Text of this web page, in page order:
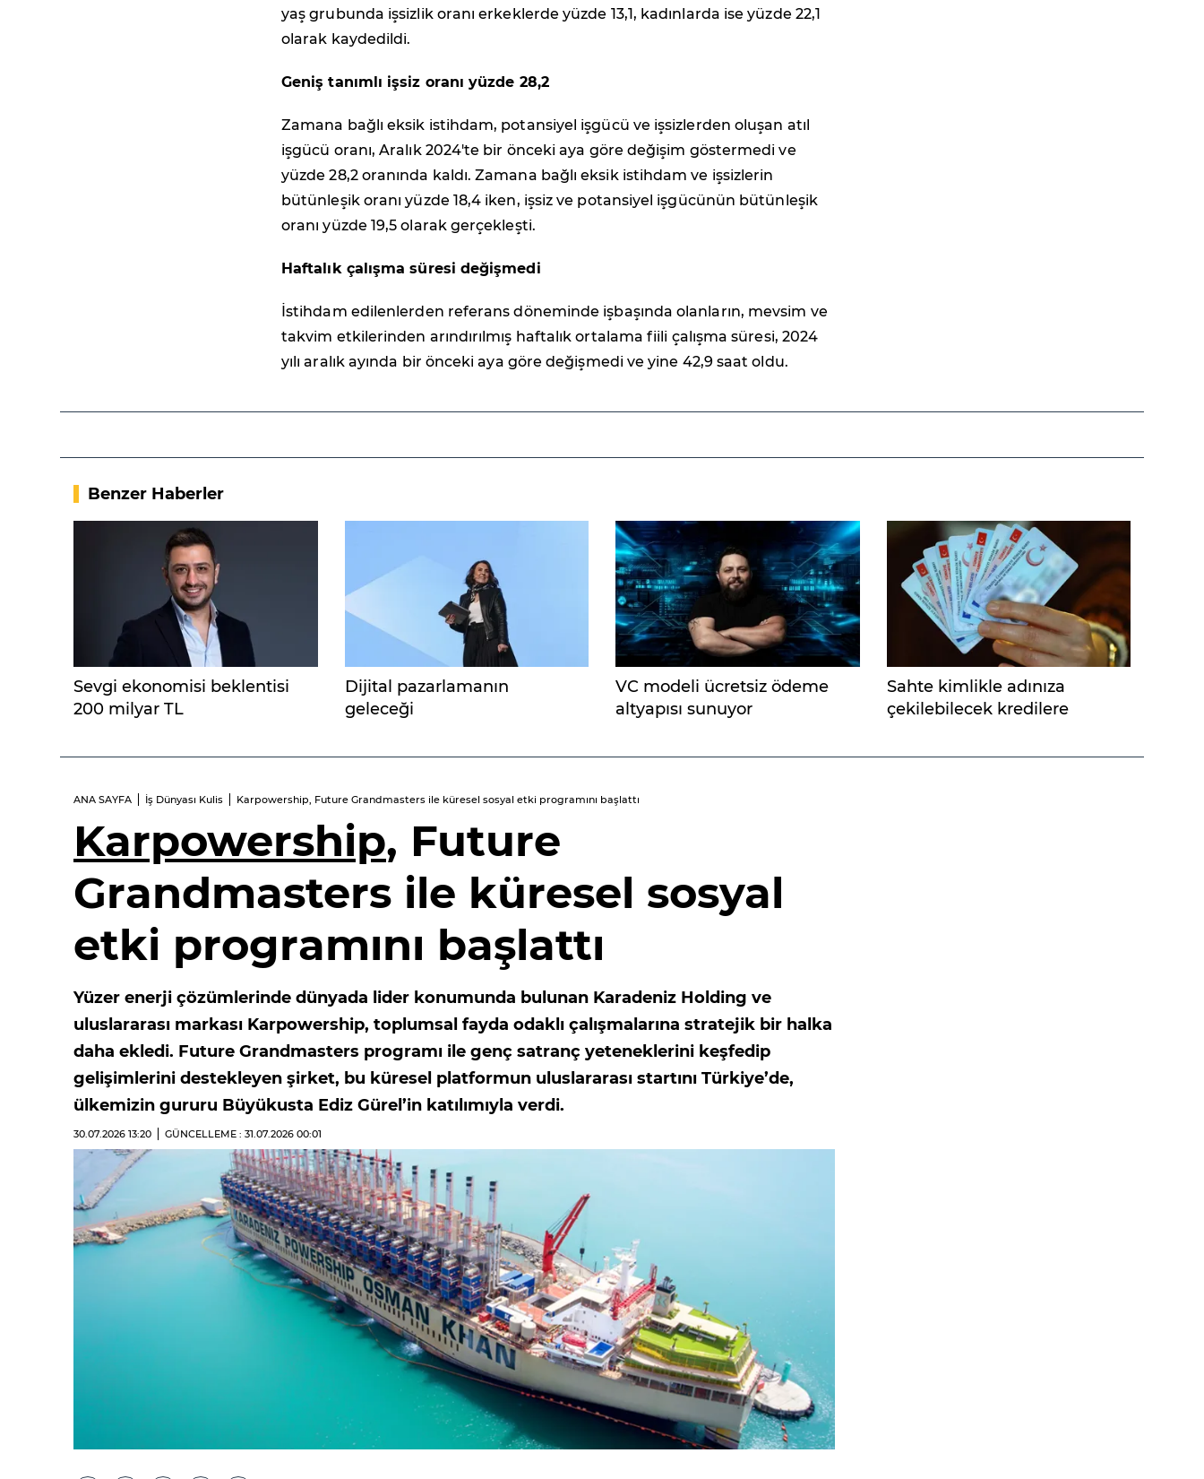
yaş grubunda işsizlik oranı erkeklerde yüzde 13,1, kadınlarda ise yüzde 22,1
olarak kaydedildi.
Geniş tanımlı işsiz oranı yüzde 28,2
Zamana bağlı eksik istihdam, potansiyel işgücü ve işsizlerden oluşan atıl
işgücü oranı, Aralık 2024'te bir önceki aya göre değişim göstermedi ve
yüzde 28,2 oranında kaldı. Zamana bağlı eksik istihdam ve işsizlerin
bütünleşik oranı yüzde 18,4 iken, işsiz ve potansiyel işgücünün bütünleşik
oranı yüzde 19,5 olarak gerçekleşti.
Haftalık çalışma süresi değişmedi
İstihdam edilenlerden referans döneminde işbaşında olanların, mevsim ve
takvim etkilerinden arındırılmış haftalık ortalama fiili çalışma süresi, 2024
yılı aralık ayında bir önceki aya göre değişmedi ve yine 42,9 saat oldu.
Benzer Haberler
Sevgi ekonomisi beklentisi
200 milyar TL
Dijital pazarlamanın
geleceği
VC modeli ücretsiz ödeme
altyapısı sunuyor
Sahte kimlikle adınıza
çekilebilecek kredilere
ANA SAYFA İş Dünyası Kulis Karpowership, Future Grandmasters ile küresel sosyal etki programını başlattı
Karpowership, Future
Grandmasters ile küresel sosyal
etki programını başlattı
Yüzer enerji çözümlerinde dünyada lider konumunda bulunan Karadeniz Holding ve
uluslararası markası Karpowership, toplumsal fayda odaklı çalışmalarına stratejik bir halka
daha ekledi. Future Grandmasters programı ile genç satranç yeteneklerini keşfedip
gelişimlerini destekleyen şirket, bu küresel platformun uluslararası startını Türkiye’de,
ülkemizin gururu Büyükusta Ediz Gürel’in katılımıyla verdi.
30.07.2026 13:20 GÜNCELLEME : 31.07.2026 00:01